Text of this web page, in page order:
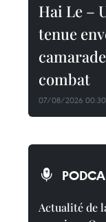
Hai Le –
tenue
combat
07/08/2026 00:30
Actualité de